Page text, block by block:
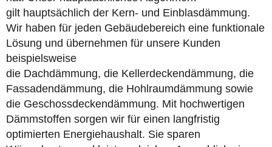
gilt hauptsächlich der Kern- und Einblasdämmung.
Wir haben für jeden Gebäudebereich eine funktionale
Lösung und übernehmen für unsere Kunden
beispielsweise
die Dachdämmung, die Kellerdeckendämmung, die
Fassadendämmung, die Hohlraumdämmung sowie
die Geschossdeckendämmung. Mit hochwertigen
Dämmstoffen sorgen wir für einen langfristig
optimierten Energiehaushalt. Sie sparen